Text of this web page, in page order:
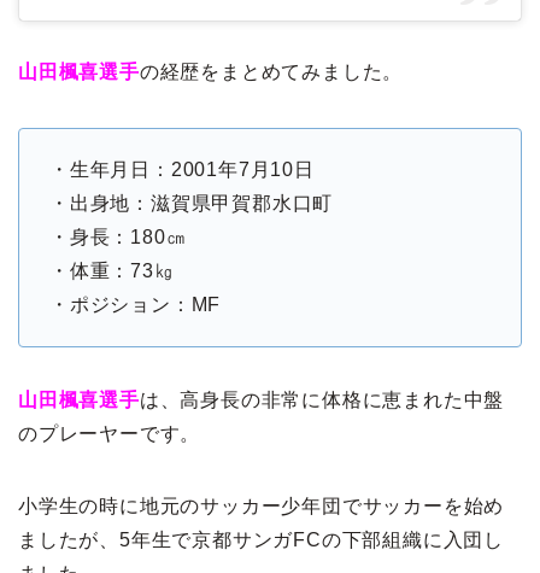
山田楓喜選手の経歴をまとめてみました。
・生年月日：2001年7月10日
・出身地：滋賀県甲賀郡水口町
・身長：180㎝
・体重：73㎏
・ポジション：MF
山田楓喜選手は、高身長の非常に体格に恵まれた中盤
のプレーヤーです。
小学生の時に地元のサッカー少年団でサッカーを始め
ましたが、5年生で京都サンガFCの下部組織に入団し